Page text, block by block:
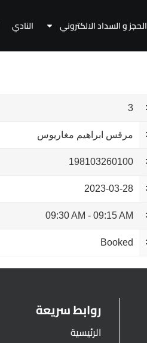
الحجز و السداد الالكتروني النادي
3
مرقس ابراهيم مغاريوس
198103260100
2023-03-28
09:15 AM
-
09:30 AM
Booked
روابط سريعة
الرئيسية